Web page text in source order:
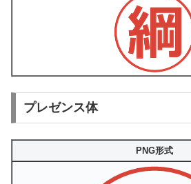
プレゼンス体
PNG形式